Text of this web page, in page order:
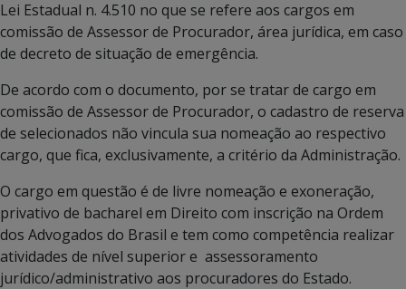
Lei Estadual n. 4.510 no que se refere aos cargos em
comissão de Assessor de Procurador, área jurídica, em caso
de decreto de situação de emergência.
De acordo com o documento, por se tratar de cargo em
comissão de Assessor de Procurador, o cadastro de reserva
de selecionados não vincula sua nomeação ao respectivo
cargo, que fica, exclusivamente, a critério da Administração.
O cargo em questão é de livre nomeação e exoneração,
privativo de bacharel em Direito com inscrição na Ordem
dos Advogados do Brasil e tem como competência realizar
atividades de nível superior e assessoramento
jurídico/administrativo aos procuradores do Estado.